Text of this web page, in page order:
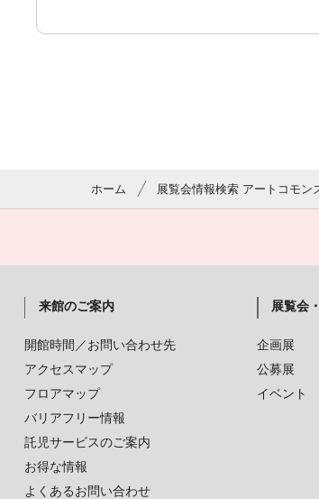
ホーム 展覧会情報検索 アートコモン
来館のご案内
開館時間／お問い合わせ先
アクセスマップ
フロアマップ
バリアフリー情報
託児サービスのご案内
お得な情報
よくあるお問い合わせ
展覧会
企画展
公募展
イベント